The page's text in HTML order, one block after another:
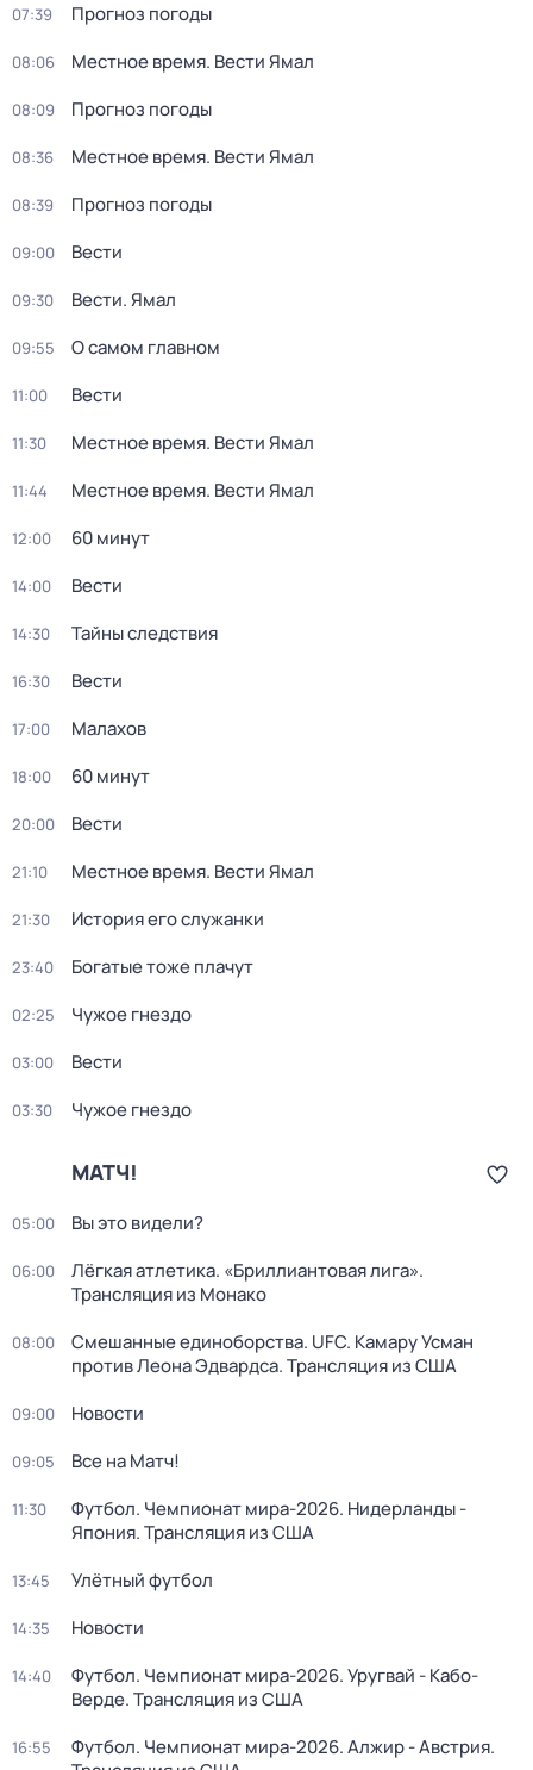
07:39 Прогноз погоды
08:06 Местное время. Вести Ямал
08:09 Прогноз погоды
08:36 Местное время. Вести Ямал
08:39 Прогноз погоды
09:00 Вести
09:30 Вести. Ямал
09:55 О самом главном
11:00 Вести
11:30 Местное время. Вести Ямал
11:44 Местное время. Вести Ямал
12:00 60 минут
14:00 Вести
14:30 Тайны следствия
16:30 Вести
17:00 Малахов
18:00 60 минут
20:00 Вести
21:10 Местное время. Вести Ямал
21:30 История его служанки
23:40 Богатые тоже плачут
02:25 Чужое гнездо
03:00 Вести
03:30 Чужое гнездо
МАТЧ!
05:00 Вы это видели?
06:00
Лёгкая атлетика. «Бриллиантовая лига».
Трансляция из Монако
08:00
Смешанные единоборства. UFC. Камару Усман
против Леона Эдвардса. Трансляция из США
09:00 Новости
09:05 Все на Матч!
11:30
Футбол. Чемпионат мира-2026. Нидерланды -
Япония. Трансляция из США
13:45 Улётный футбол
14:35 Новости
14:40
Футбол. Чемпионат мира-2026. Уругвай - Кабо-
Верде. Трансляция из США
16:55
Футбол. Чемпионат мира-2026. Алжир - Австрия.